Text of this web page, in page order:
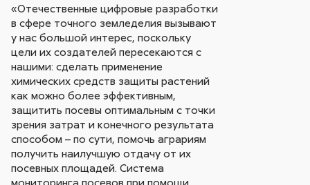
«Отечественные цифровые разработки
в сфере точного земледелия вызывают
у нас большой интерес, поскольку
цели их создателей пересекаются с
нашими: сделать применение
химических средств защиты растений
как можно более эффективным,
защитить посевы оптимальным с точки
зрения затрат и конечного результата
способом – по сути, помочь аграриям
получить наилучшую отдачу от их
посевных площадей. Система
мониторинга посевов при помощи